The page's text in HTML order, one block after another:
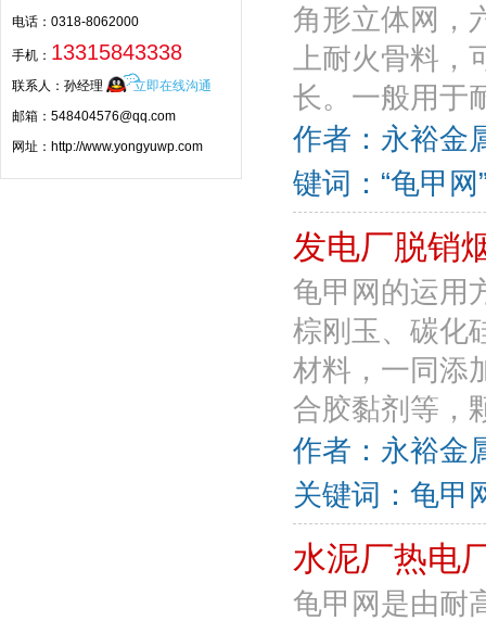
电话：0318-8062000
手机： 13315843338
联系人：孙经理
立即在线沟通
邮箱：548404576@qq.com
网址： http://www.yongyuwp.com
角形立体网，
上耐火骨料，
长。一般用于
作者：永裕
键词：“龟甲网
发电厂脱销
龟甲网的运用
棕刚玉、碳化
材料，一同添
合胶黏剂等，
作者：永裕
关键词：龟甲
水泥厂热电
龟甲网是由耐